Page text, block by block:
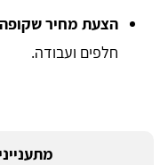
הצעת מחיר
חלפים ועבודה.